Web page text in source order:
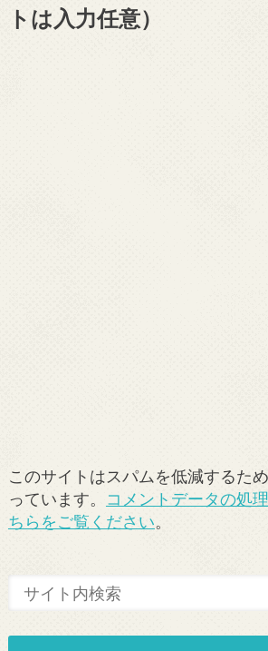
トは入力任意）
このサイトはスパムを低減するた
っています。 コメントデータの処
ちらをご覧ください。